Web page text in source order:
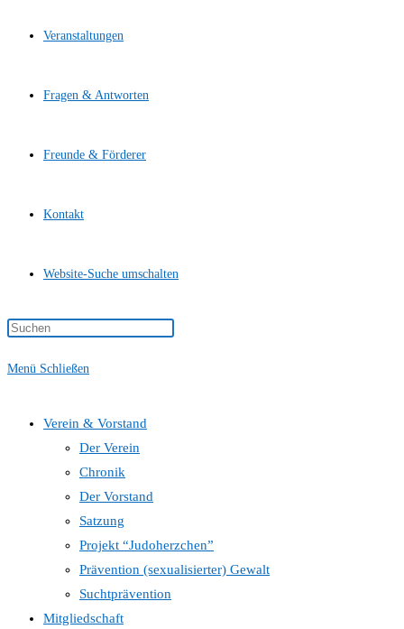
Veranstaltungen
Fragen & Antworten
Freunde & Förderer
Kontakt
Website-Suche umschalten
Menü Schließen
Verein & Vorstand
Der Verein
Chronik
Der Vorstand
Satzung
Projekt “Judoherzchen”
Prävention (sexualisierter) Gewalt
Suchtprävention
Mitgliedschaft